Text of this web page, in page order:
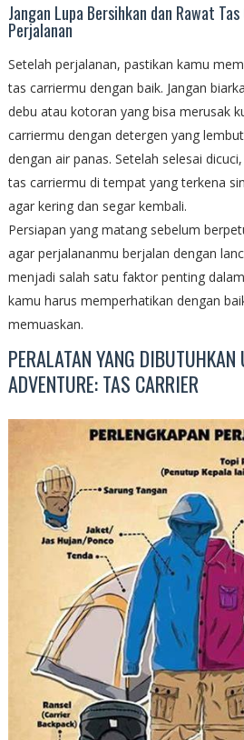
Jangan Lupa Bersihkan dan Rawat
Perjalanan
Setelah perjalanan, pastikan kamu
tas carriermu dengan baik. Jangan
debu atau kotoran yang bisa merusak
carriermu dengan detergen yang
dengan air panas. Setelah selesai
tas carriermu di tempat yang terkena
agar kering dan segar kembali.
Persiapan yang matang sebelum
agar perjalananmu berjalan dengan
menjadi salah satu faktor penting
kamu harus memperhatikan dengan
memuaskan.
PERALATAN YANG
ADVENTURE: TAS CARRIER